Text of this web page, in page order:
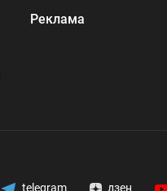
Реклама
telegram дзен